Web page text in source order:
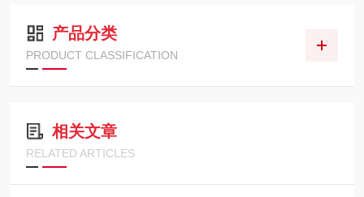
产品分类
PRODUCT CLASSIFICATION
相关文章
RELATED ARTICLES